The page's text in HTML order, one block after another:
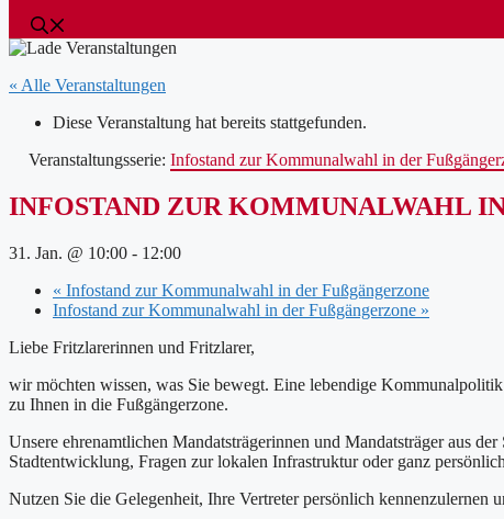
« Alle Veranstaltungen
Diese Veranstaltung hat bereits stattgefunden.
Veranstaltungsserie: Infostand zur Kommunalwahl in der
INFOSTAND ZUR KOMMUNALWAHL IN
31. Jan. @ 10:00 - 12:00
« Infostand zur Kommunalwahl in der Fußgängerzone
Infostand zur Kommunalwahl in der Fußgängerzone »
Liebe Fritzlarerinnen und Fritzlarer,
wir möchten wissen, was Sie bewegt. Eine lebendige
zu Ihnen in die Fußgängerzone.
Unsere ehrenamtlichen Mandatsträgerinnen und Mandatsträger aus
Stadtentwicklung, Fragen zur lokalen Infrastruktur oder ganz
Nutzen Sie die Gelegenheit, Ihre Vertreter persönlich kennenzulernen